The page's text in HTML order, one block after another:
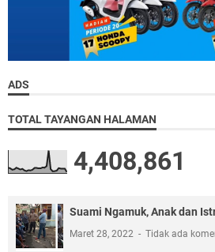
ADS
TOTAL TAYANGAN HALAMAN
4,408,861
Suami Ngamuk, Anak dan
Maret 28, 2022 Tidak ada